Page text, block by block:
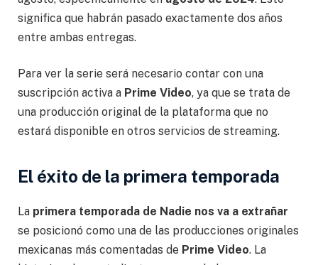
significa que habrán pasado exactamente dos años
entre ambas entregas.
Para ver la serie será necesario contar con una
suscripción activa a Prime Video, ya que se trata de
una producción original de la plataforma que no
estará disponible en otros servicios de streaming.
El éxito de la primera temporada
La primera temporada de Nadie nos va a extrañar
se posicionó como una de las producciones originales
mexicanas más comentadas de Prime Video. La